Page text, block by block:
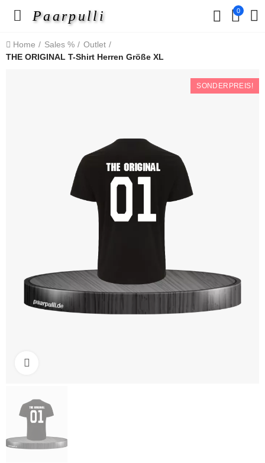
Paarpulli 0
Home Sales %
Outlet
THE ORIGINAL T-Shirt Herren Größe XL
SONDERPREIS!